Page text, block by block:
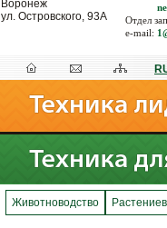
Воронеж
ул. Островского, 93А
Отдел
e-mail:
Животноводство